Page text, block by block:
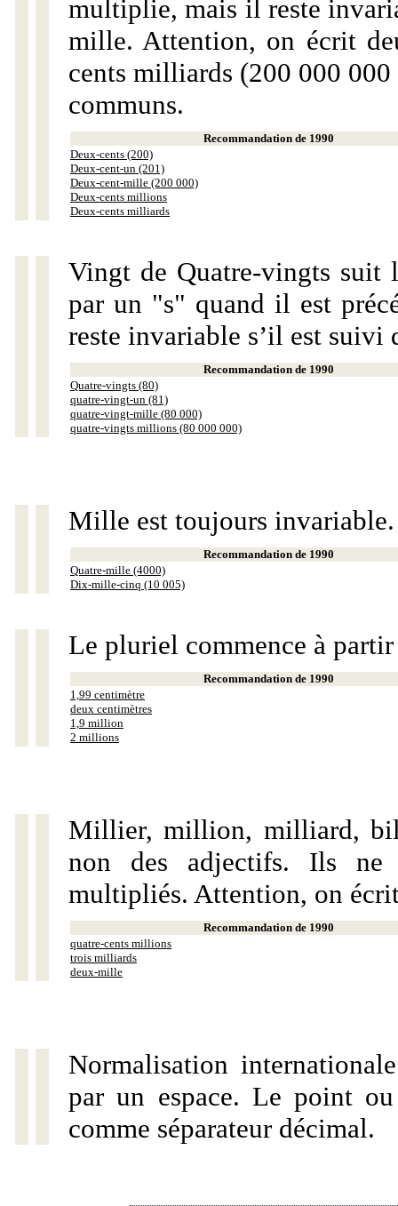
multiplie, mais il reste
mille. Attention, on écrit
cents milliards (200 000
communs.
Recommandation de 1990
Deux-cents (200)
Deux-cent-un (201)
Deux-cent-mille (200 000)
Deux-cents millions
Deux-cents milliards
Vingt de Quatre-vingts suit
par un "s" quand il est
reste invariable s’il est suivi
Recommandation de 1990
Quatre-vingts (80)
quatre-vingt-un (81)
quatre-vingt-mille (80 000)
quatre-vingts millions (80 000 000)
Mille est toujours invariable.
Recommandation de 1990
Quatre-mille (4000)
Dix-mille-cinq (10 005)
Le pluriel commence à
Recommandation de 1990
1,99 centimètre
deux centimètres
1,9 million
2 millions
Millier, million, milliard,
non des adjectifs. Ils ne
multipliés. Attention, on
Recommandation de 1990
quatre-cents millions
trois milliards
deux-mille
Normalisation
par un espace. Le point
comme séparateur décimal.